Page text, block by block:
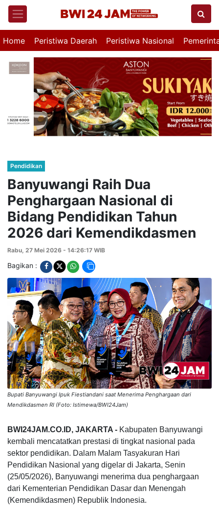
Home Peristiwa Daerah Peristiwa Nasional
Pendidikan
Banyuwangi Raih Dua
Penghargaan Nasional di
Bidang Pendidikan Tahun
2026 dari Kemendikdasmen
Rabu, 27 Mei 2026 - 14:26:17 WIB
Bagikan :
Bupati Banyuwangi Ipuk Fiestiandani saat Menerima Penghargaan dari
Mendikdasmen RI (Foto: Istimewa/BWI24Jam)
BWI24JAM.CO.ID, JAKARTA - Kabupaten Banyuwangi
kembali mencatatkan prestasi di tingkat nasional pada
sektor pendidikan. Dalam Malam Tasyakuran Hari
Pendidikan Nasional yang digelar di Jakarta, Senin
(25/05/2026), Banyuwangi menerima dua penghargaan
dari Kementerian Pendidikan Dasar dan Menengah
(Kemendikdasmen) Republik Indonesia.